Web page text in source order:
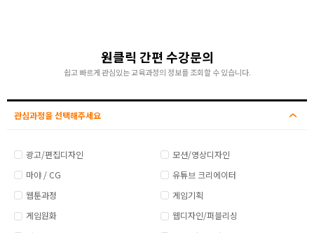
원클릭 간편 수강문의
쉽고 빠르게 관심있는 교육과정의 정보를 조회할 수 있습니다.
관심과정을 선택해주세요
광고/편집디자인
모션/영상디자인
마야 / CG
유튜브 크리에이터
웹툰과정
게임기획
게임원화
웹디자인/퍼블리싱